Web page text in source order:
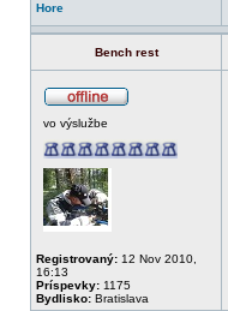
Hore
Bench rest
vo výslužbe
Registrovaný: 12 Nov 2010,
16:13
Príspevky: 1175
Bydlisko: Bratislava